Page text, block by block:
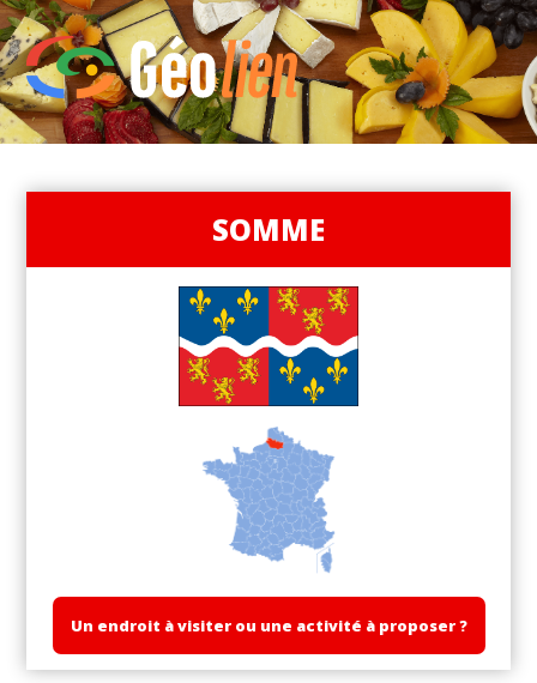
SOMME
Un endroit à visiter ou une activité à proposer ?